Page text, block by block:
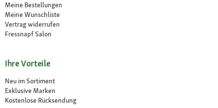
Meine Bestellungen
Meine Wunschliste
Vertrag widerrufen
Fressnapf Salon
Ihre Vorteile
Neu im Sortiment
Exklusive Marken
Kostenlose Rücksendung